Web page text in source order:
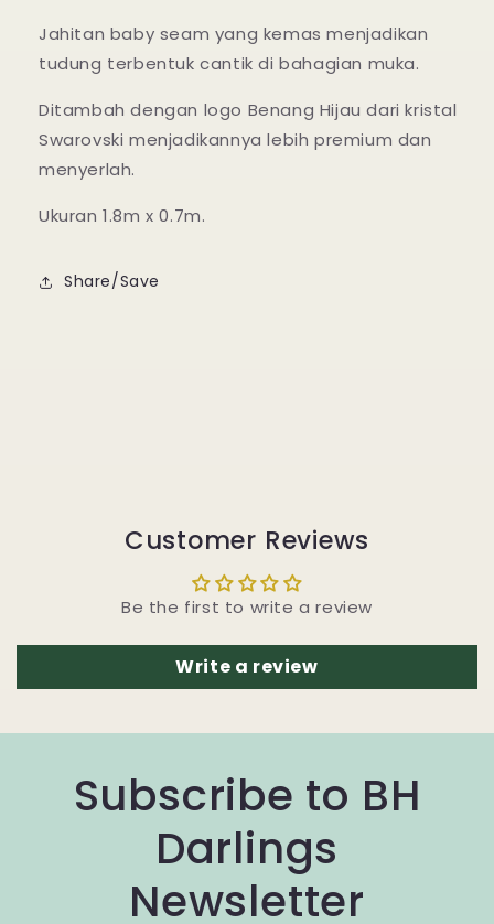
Jahitan baby seam yang kemas menjadikan
tudung terbentuk cantik di bahagian muka.
Ditambah dengan logo Benang Hijau dari kristal
Swarovski menjadikannya lebih premium dan
menyerlah.
Ukuran 1.8m x 0.7m.
Share/Save
Customer Reviews
Be the first to write a review
Write a review
Subscribe to BH
Darlings
Newsletter